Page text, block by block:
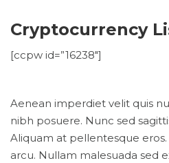
Cryptocurrency
[ccpw id=”16238″]
Aenean imperdiet velit quis
nibh posuere. Nunc sed
Aliquam at pellentesque
arcu. Nullam malesuada sed